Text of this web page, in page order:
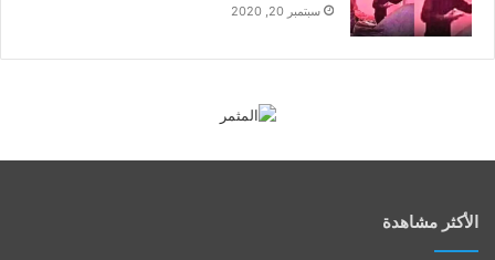
سبتمبر 20, 2020
الأكثر مشاهدة